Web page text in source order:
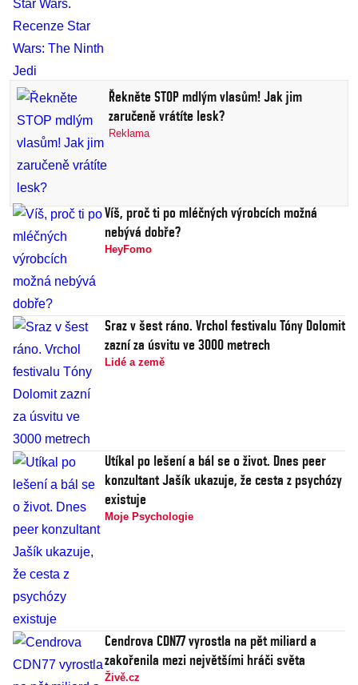
Řekněte STOP mdlým vlasům! Jak jim
zaručeně vrátíte lesk?
Reklama
Víš, proč ti po mléčných výrobcích možná
nebývá dobře?
HeyFomo
Sraz v šest ráno. Vrchol festivalu Tóny Dolomit
zazní za úsvitu ve 3000 metrech
Lidé a země
Utíkal po lešení a bál se o život. Dnes peer
konzultant Jašík ukazuje, že cesta z psychózy
existuje
Moje Psychologie
Cendrova CDN77 vyrostla na pět miliard a
zakořenila mezi největšími hráči světa
Živě.cz